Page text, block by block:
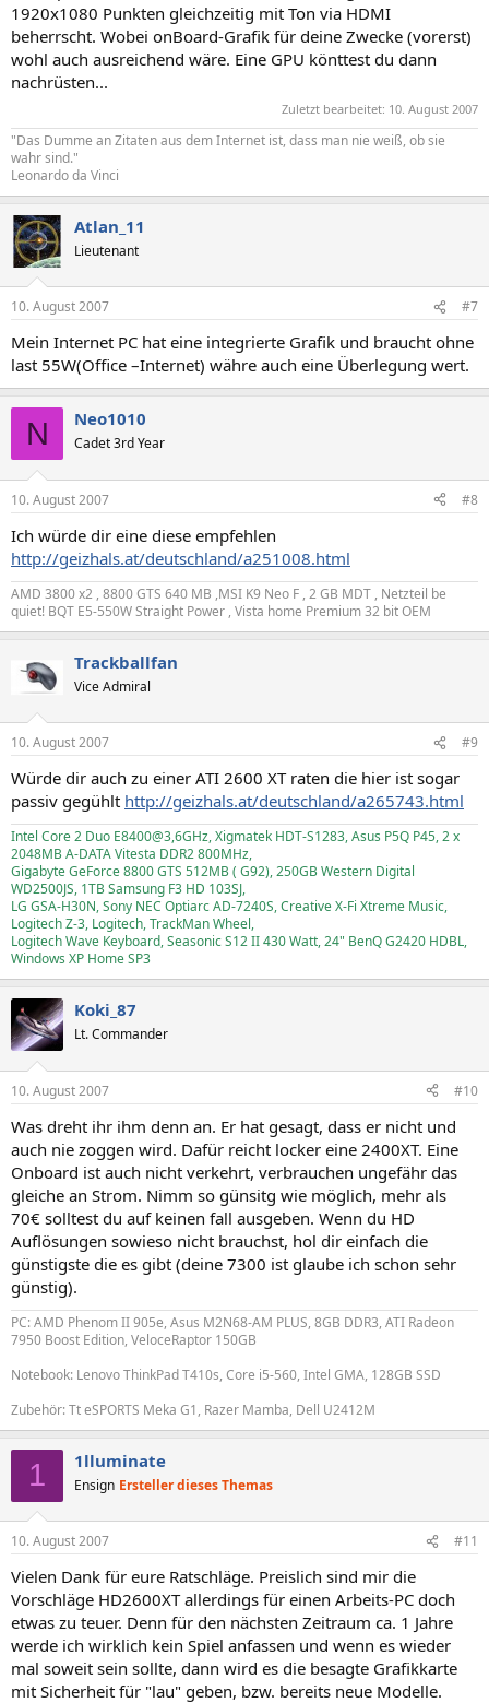
1920x1080 Punkten gleichzeitig mit Ton via HDMI
beherrscht. Wobei onBoard-Grafik für deine Zwecke (vorerst)
wohl auch ausreichend wäre. Eine GPU könttest du dann
nachrüsten...
Zuletzt bearbeitet: 10. August 2007
"Das Dumme an Zitaten aus dem Internet ist, dass man nie weiß, ob sie
wahr sind."
Leonardo da Vinci
Atlan_11
Lieutenant
10. August 2007 #7
Mein Internet PC hat eine integrierte Grafik und braucht ohne
last 55W(Office –Internet) währe auch eine Überlegung wert.
N Neo1010
Cadet 3rd Year
10. August 2007 #8
Ich würde dir eine diese empfehlen
http://geizhals.at/deutschland/a251008.html
AMD 3800 x2 , 8800 GTS 640 MB ,MSI K9 Neo F , 2 GB MDT , Netzteil be
quiet! BQT E5-550W Straight Power , Vista home Premium 32 bit OEM
Trackballfan
Vice Admiral
10. August 2007 #9
Würde dir auch zu einer ATI 2600 XT raten die hier ist sogar
passiv gegühlt http://geizhals.at/deutschland/a265743.html
Intel Core 2 Duo E8400@3,6GHz, Xigmatek HDT-S1283, Asus P5Q P45, 2 x
2048MB A-DATA Vitesta DDR2 800MHz,
Gigabyte GeForce 8800 GTS 512MB ( G92), 250GB Western Digital
WD2500JS, 1TB Samsung F3 HD 103SJ,
LG GSA-H30N, Sony NEC Optiarc AD-7240S, Creative X-Fi Xtreme Music,
Logitech Z-3, Logitech, TrackMan Wheel,
Logitech Wave Keyboard, Seasonic S12 II 430 Watt, 24" BenQ G2420 HDBL,
Windows XP Home SP3
Koki_87
Lt. Commander
10. August 2007 #10
Was dreht ihr ihm denn an. Er hat gesagt, dass er nicht und
auch nie zoggen wird. Dafür reicht locker eine 2400XT. Eine
Onboard ist auch nicht verkehrt, verbrauchen ungefähr das
gleiche an Strom. Nimm so günsitg wie möglich, mehr als
70€ solltest du auf keinen fall ausgeben. Wenn du HD
Auflösungen sowieso nicht brauchst, hol dir einfach die
günstigste die es gibt (deine 7300 ist glaube ich schon sehr
günstig).
PC: AMD Phenom II 905e, Asus M2N68-AM PLUS, 8GB DDR3, ATI Radeon
7950 Boost Edition, VeloceRaptor 150GB
Notebook: Lenovo ThinkPad T410s, Core i5-560, Intel GMA, 128GB SSD
Zubehör: Tt eSPORTS Meka G1, Razer Mamba, Dell U2412M
1 1lluminate
Ensign Ersteller dieses Themas
10. August 2007 #11
Vielen Dank für eure Ratschläge. Preislich sind mir die
Vorschläge HD2600XT allerdings für einen Arbeits-PC doch
etwas zu teuer. Denn für den nächsten Zeitraum ca. 1 Jahre
werde ich wirklich kein Spiel anfassen und wenn es wieder
mal soweit sein sollte, dann wird es die besagte Grafikkarte
mit Sicherheit für "lau" geben, bzw. bereits neue Modelle.